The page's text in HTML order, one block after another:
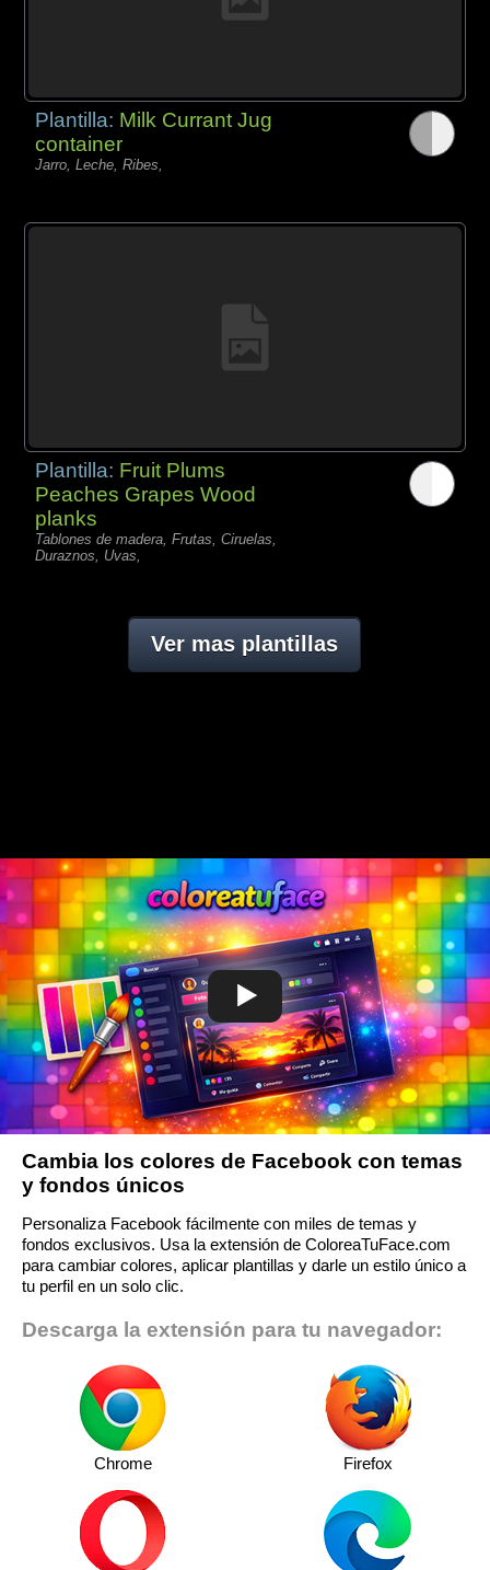
Plantilla: Milk Currant Jug
container
Jarro, Leche, Ribes,
Plantilla: Fruit Plums
Peaches Grapes Wood
planks
Tablones de madera, Frutas, Ciruelas,
Duraznos, Uvas,
Ver mas plantillas
Cambia los colores de Facebook con temas
y fondos únicos
Personaliza Facebook fácilmente con miles de temas y
fondos exclusivos. Usa la extensión de ColoreaTuFace.com
para cambiar colores, aplicar plantillas y darle un estilo único a
tu perfil en un solo clic.
Descarga la extensión para tu navegador:
Chrome Firefox